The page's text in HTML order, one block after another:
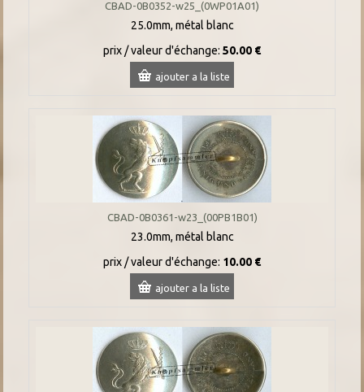
CBAD-0B0352-w25_(0WP01A01)
25.0mm, métal blanc
prix / valeur d'échange: 50.00 €
ajouter a la liste
CBAD-0B0361-w23_(00PB1B01)
23.0mm, métal blanc
prix / valeur d'échange: 10.00 €
ajouter a la liste